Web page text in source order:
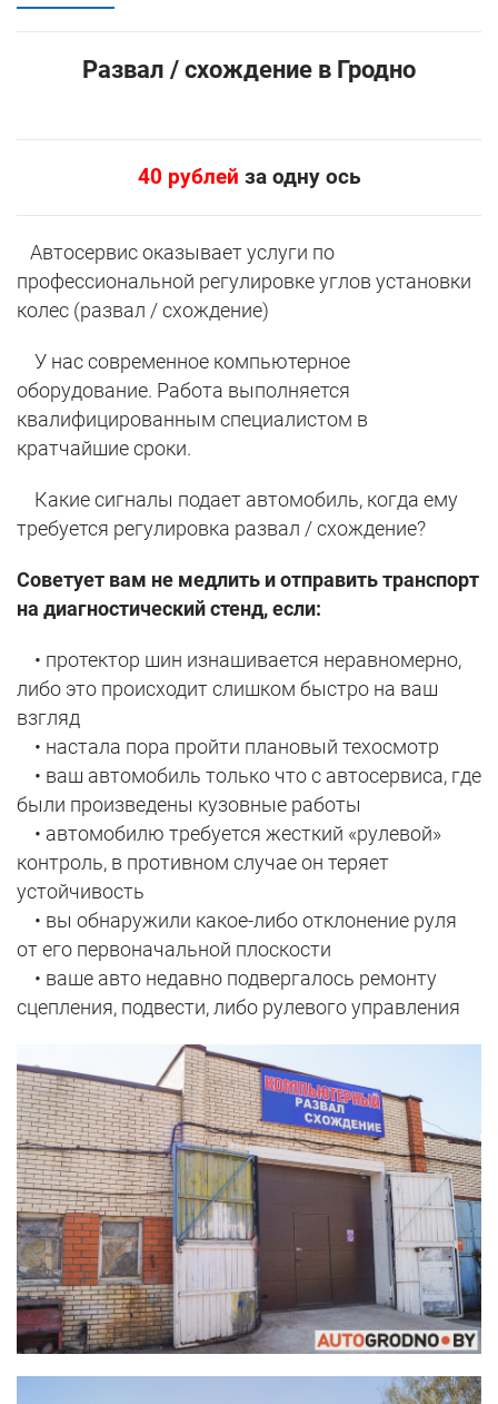
Развал / схождение в Гродно
40 рублей за одну ось
Автосервис оказывает услуги по
профессиональной регулировке углов установки
колес (развал / схождение)
У нас современное компьютерное
оборудование. Работа выполняется
квалифицированным специалистом в
кратчайшие сроки.
Какие сигналы подает автомобиль, когда ему
требуется регулировка развал / схождение?
Советует вам не медлить и отправить транспорт
на диагностический стенд, если:
• протектор шин изнашивается неравномерно,
либо это происходит слишком быстро на ваш
взгляд
• настала пора пройти плановый техосмотр
• ваш автомобиль только что с автосервиса, где
были произведены кузовные работы
• автомобилю требуется жесткий «рулевой»
контроль, в противном случае он теряет
устойчивость
• вы обнаружили какое-либо отклонение руля
от его первоначальной плоскости
• ваше авто недавно подвергалось ремонту
сцепления, подвести, либо рулевого управления